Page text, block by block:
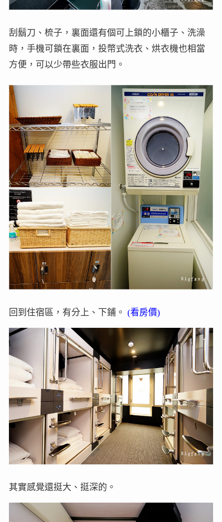
刮鬍刀、梳子，裏面還有個可上鎖的小櫃子、洗澡
時，手機可鎖在裏面，投幣式洗衣、烘衣機也相當
方便，可以少帶些衣服出門。
回到住宿區，有分上、下鋪。 (看房價)
其實感覺還挺大、挺深的。